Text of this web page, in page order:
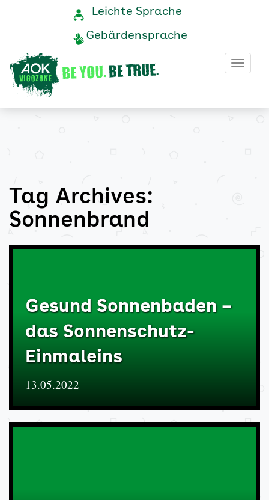
Sonnenbrand
Archive
AOK
Vigozone
Navigation
Service-
Leichte Sprache
Gebärdensprache
Tag Archives:
Sonnenbrand
Gesund Sonnenbaden –
das Sonnenschutz-
Einmaleins
13.05.2022